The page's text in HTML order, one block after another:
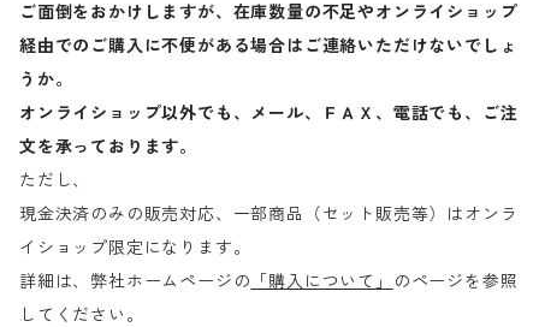
ご面倒をおかけしますが、在庫数量の不足やオンライショップ
経由でのご購入に不便がある場合はご連絡いただけないでしょ
うか。
オンライショップ以外でも、メール、ＦＡＸ、電話でも、ご注
文を承っております。
ただし、
現金決済のみの販売対応、一部商品（セット販売等）はオンラ
イショップ限定になります。
詳細は、弊社ホームページの 「購入について」
のページを参照
してください。